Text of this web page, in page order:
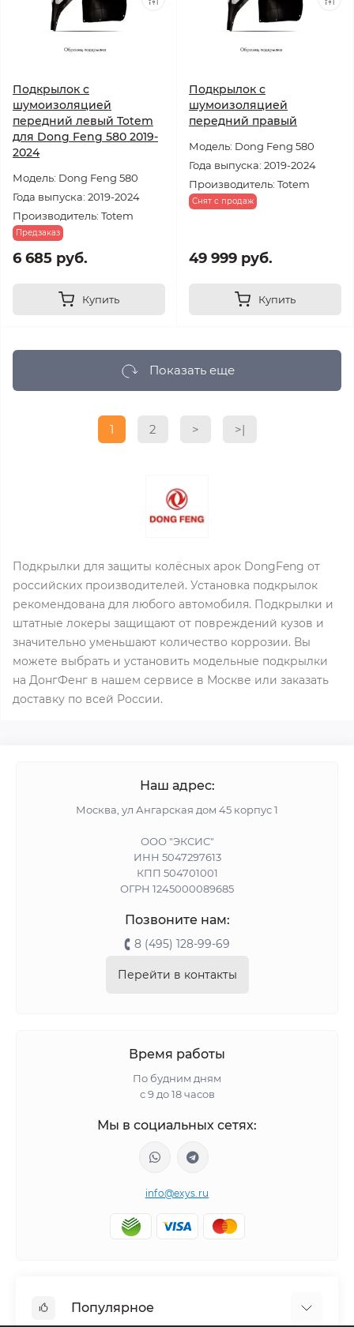
Подкрылок с
шумоизоляцией
передний левый Totem
для Dong Feng 580 2019-
2024
Модель: Dong Feng 580
Года выпуска: 2019-2024
Производитель: Totem
Предзаказ
6 685 руб.
Купить
Подкрылок с
шумоизоляцией
передний правый
Модель: Dong Feng 580
Года выпуска: 2019-2024
Производитель: Totem
Снят с продаж
49 999 руб.
Купить
Показать еще
1 2 > >|
Подкрылки для защиты колёсных арок DongFeng от
российских производителей. Установка подкрылок
рекомендована для любого автомобиля. Подкрылки и
штатные локеры защищают от повреждений кузов и
значительно уменьшают количество коррозии. Вы
можете выбрать и установить модельные подкрылки
на ДонгФенг в нашем сервисе в Москве или заказать
доставку по всей России.
Наш адрес:
Москва, ул Ангарская дом 45 корпус 1
ООО "ЭКСИС"
ИНН 5047297613
КПП 504701001
ОГРН 1245000089685
Позвоните нам:
8 (495) 128-99-69
Перейти в контакты
Время работы
По будним дням
с 9 до 18 часов
Мы в социальных сетях:
info@exys.ru
Популярное